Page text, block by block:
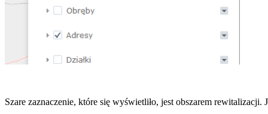
Szare zaznaczenie, które się wyświetliło, jest obszarem